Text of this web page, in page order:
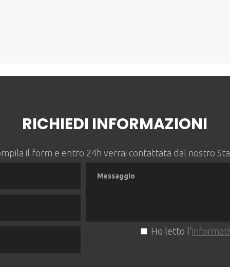
RICHIEDI INFORMAZIONI
il form e entro 24h verrai contattata dal nostro
Ho letto l'